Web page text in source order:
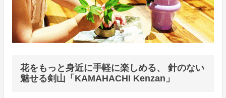
花をもっと身近に手軽に楽しめる、 針のない
魅せる剣山「KAMAHACHI Kenzan」